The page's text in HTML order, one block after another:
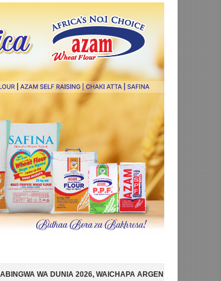
WAICHAPA ARGENTINA PUNGUFU 1-0 SIMBA SC